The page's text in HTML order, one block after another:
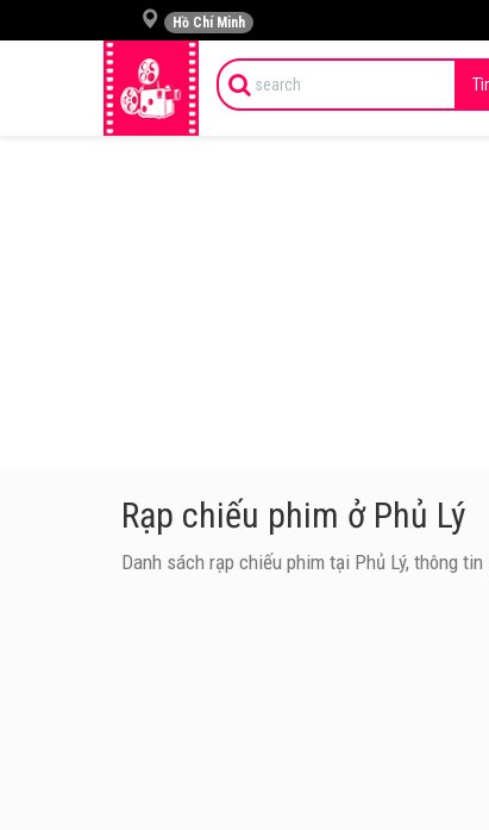
Hồ Chí Minh
Rạp chiếu phim ở Phủ Lý
Danh sách rạp chiếu phim tại Phủ Lý, thông